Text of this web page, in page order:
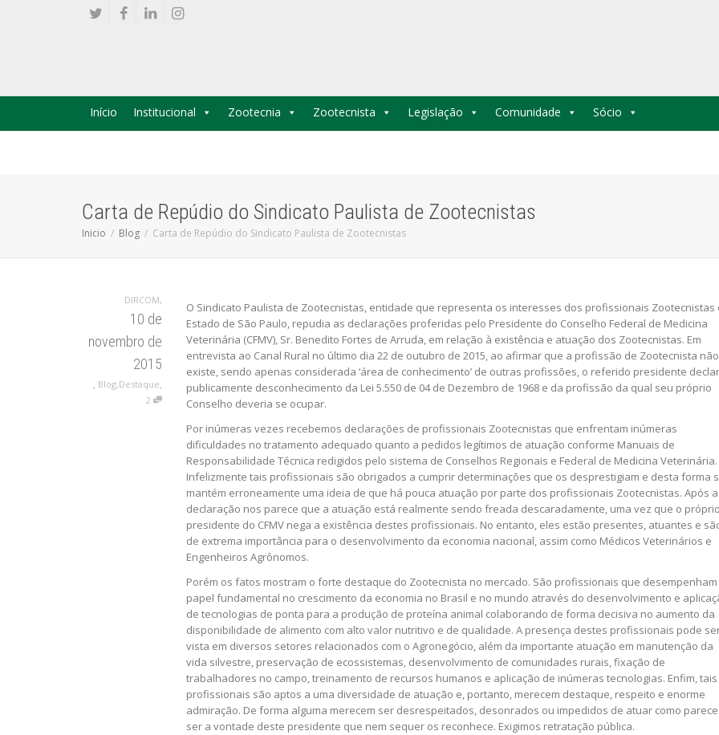
Início Institucional Zootecnia Zootecnista Legislação Comunidade Sócio
Carta de Repúdio do Sindicato Paulista de Zootecnistas
Inicio Blog Carta de Repúdio do Sindicato Paulista de Zootecnistas
DIRCOM,
10 de
novembro de
2015
Blog,Destaque
2
O Sindicato Paulista de Zootecnistas, entidade que representa os interesses dos profissionais Zootecnistas
Estado de São Paulo, repudia as declarações proferidas pelo Presidente do Conselho Federal de Medicina
Veterinária (CFMV), Sr. Benedito Fortes de Arruda, em relação à existência e atuação dos Zootecnistas. Em
entrevista ao Canal Rural no último dia 22 de outubro de 2015, ao afirmar que a profissão de Zootecnista não
existe, sendo apenas considerada ‘área de conhecimento’ de outras profissões, o referido presidente
publicamente desconhecimento da Lei 5.550 de 04 de Dezembro de 1968 e da profissão da qual seu próprio
Conselho deveria se ocupar.
Por inúmeras vezes recebemos declarações de profissionais Zootecnistas que enfrentam inúmeras
dificuldades no tratamento adequado quanto a pedidos legítimos de atuação conforme Manuais de
Responsabilidade Técnica redigidos pelo sistema de Conselhos Regionais e Federal de Medicina Veterinária.
Infelizmente tais profissionais são obrigados a cumprir determinações que os desprestigiam e desta forma
mantém erroneamente uma ideia de que há pouca atuação por parte dos profissionais Zootecnistas. Após a
declaração nos parece que a atuação está realmente sendo freada descaradamente, uma vez que o próprio
presidente do CFMV nega a existência destes profissionais. No entanto, eles estão presentes, atuantes e
de extrema importância para o desenvolvimento da economia nacional, assim como Médicos Veterinários e
Engenheiros Agrônomos.
Porém os fatos mostram o forte destaque do Zootecnista no mercado. São profissionais que desempenham
papel fundamental no crescimento da economia no Brasil e no mundo através do desenvolvimento e
de tecnologias de ponta para a produção de proteína animal colaborando de forma decisiva no aumento da
disponibilidade de alimento com alto valor nutritivo e de qualidade. A presença destes profissionais pode
vista em diversos setores relacionados com o Agronegócio, além da importante atuação em manutenção da
vida silvestre, preservação de ecossistemas, desenvolvimento de comunidades rurais, fixação de
trabalhadores no campo, treinamento de recursos humanos e aplicação de inúmeras tecnologias. Enfim, tais
profissionais são aptos a uma diversidade de atuação e, portanto, merecem destaque, respeito e enorme
admiração. De forma alguma merecem ser desrespeitados, desonrados ou impedidos de atuar como parece
ser a vontade deste presidente que nem sequer os reconhece. Exigimos retratação pública.